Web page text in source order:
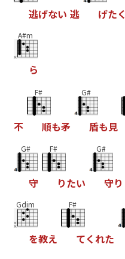
逃げない 逃 げたく
A#m
ら
不
F#
順も矛
G#
盾も見
G#
守
F#
りたい
G#
守り
Gdim
を教え
F#
てく れた